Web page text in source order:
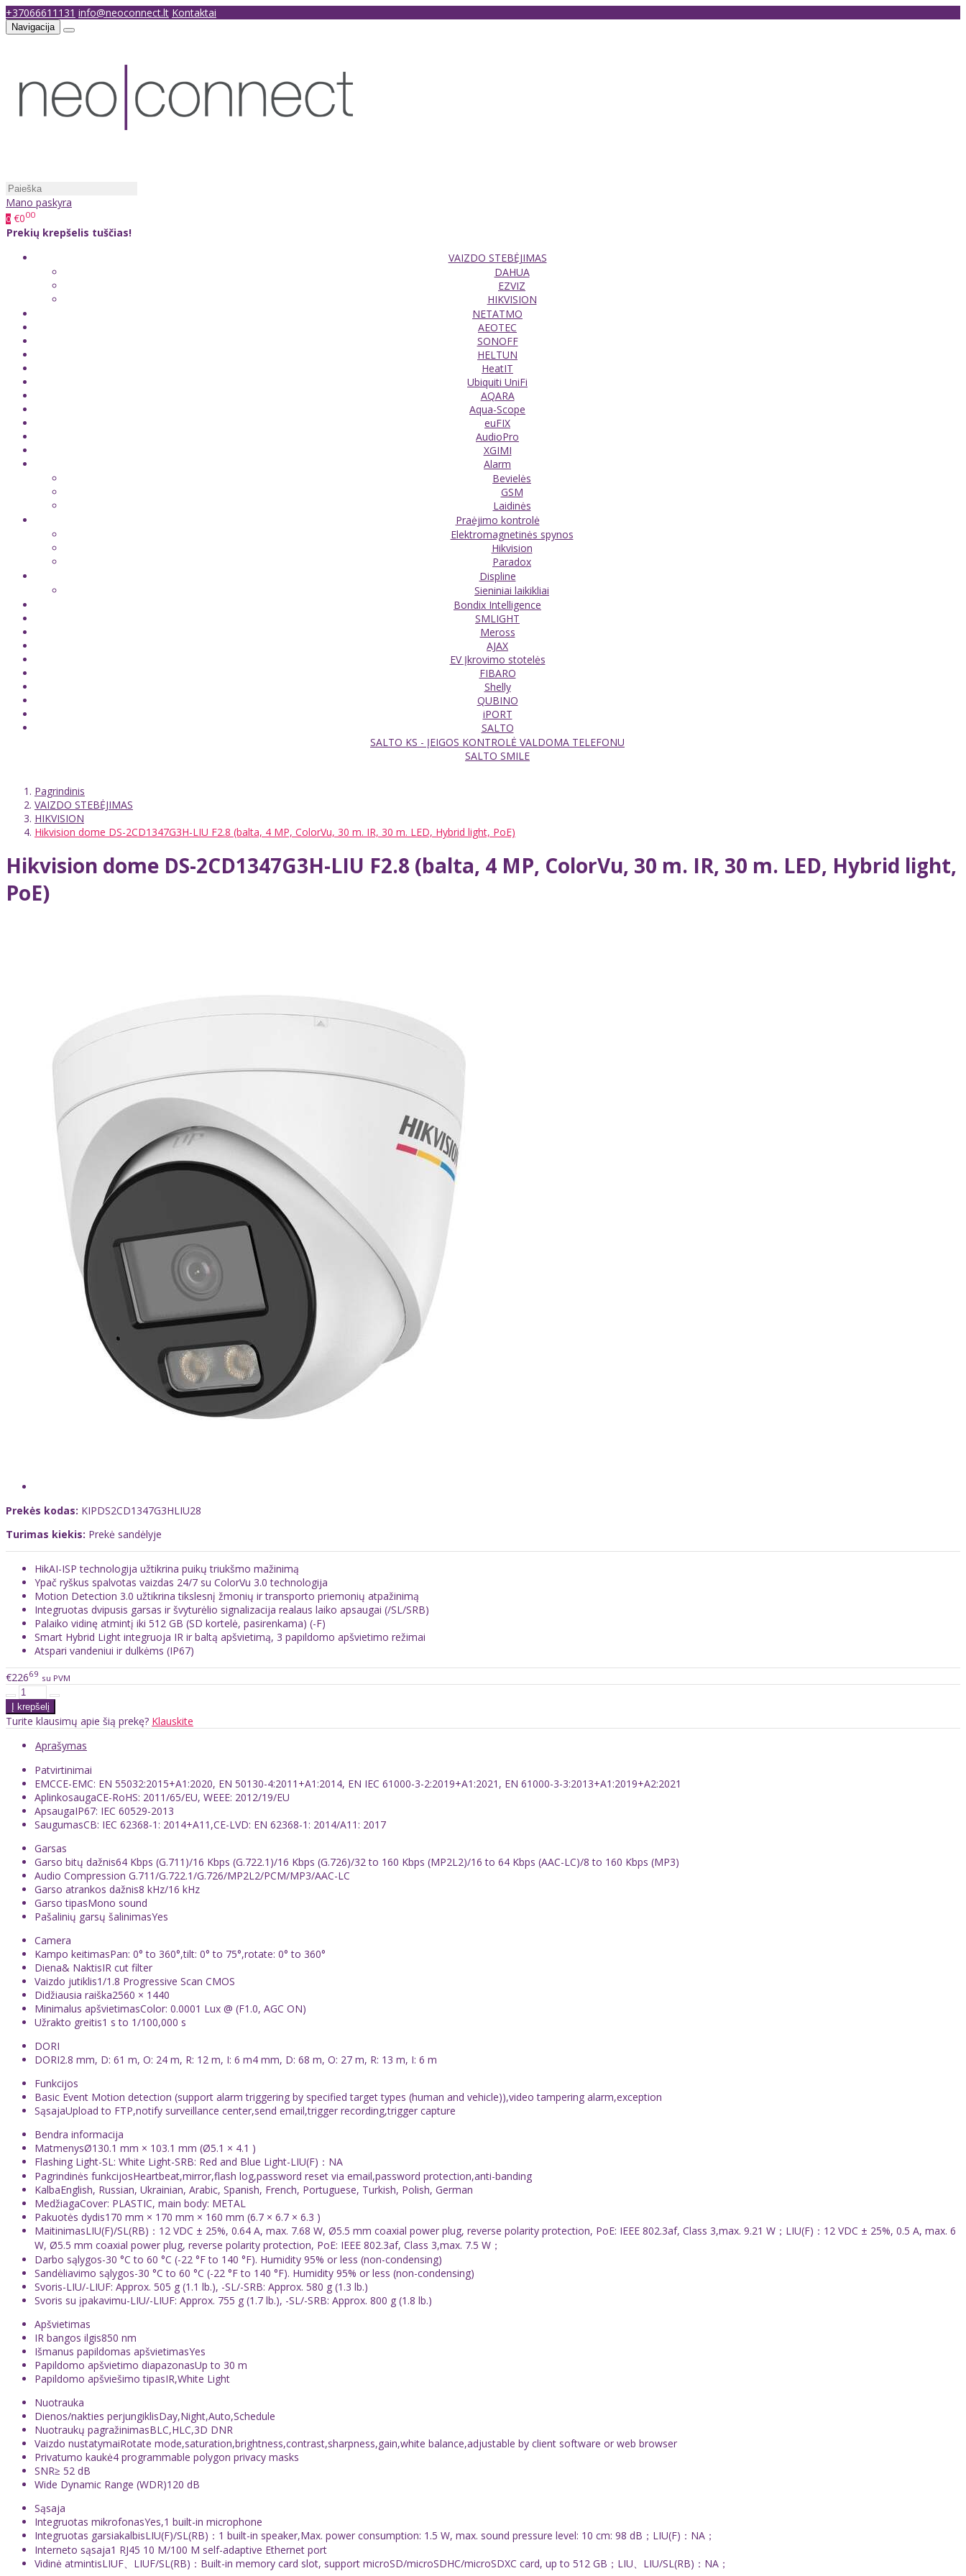
+37066611131 info@neoconnect.lt Kontaktai
Navigacija
Mano paskyra
0 €000
Prekių krepšelis tuščias!
VAIZDO STEBĖJIMAS
DAHUA
EZVIZ
HIKVISION
NETATMO
AEOTEC
SONOFF
HELTUN
HeatIT
Ubiquiti UniFi
AQARA
Aqua-Scope
euFIX
AudioPro
XGIMI
Alarm
Bevielės
GSM
Laidinės
Praėjimo kontrolė
Elektromagnetinės spynos
Hikvision
Paradox
Displine
Sieniniai laikikliai
Bondix Intelligence
SMLIGHT
Meross
AJAX
EV Įkrovimo stotelės
FIBARO
Shelly
QUBINO
iPORT
SALTO
SALTO KS - ĮEIGOS KONTROLĖ VALDOMA TELEFONU
SALTO SMILE
Pagrindinis
VAIZDO STEBĖJIMAS
HIKVISION
Hikvision dome DS-2CD1347G3H-LIU F2.8 (balta, 4 MP, ColorVu, 30 m. IR, 30 m. LED, Hybrid light, PoE)
Hikvision dome DS-2CD1347G3H-LIU F2.8 (balta, 4 MP, ColorVu, 30 m. IR, 30 m. LED, Hybrid light,
PoE)
Prekės kodas: KIPDS2CD1347G3HLIU28
Turimas kiekis: Prekė sandėlyje
HikAI-ISP technologija užtikrina puikų triukšmo mažinimą
Ypač ryškus spalvotas vaizdas 24/7 su ColorVu 3.0 technologija
Motion Detection 3.0 užtikrina tikslesnį žmonių ir transporto priemonių atpažinimą
Integruotas dvipusis garsas ir švyturėlio signalizacija realaus laiko apsaugai (/SL/SRB)
Palaiko vidinę atmintį iki 512 GB (SD kortelė, pasirenkama) (-F)
Smart Hybrid Light integruoja IR ir baltą apšvietimą, 3 papildomo apšvietimo režimai
Atspari vandeniui ir dulkėms (IP67)
€22669 su PVM
Turite klausimų apie šią prekę? Klauskite
Aprašymas
Patvirtinimai
EMCCE-EMC: EN 55032:2015+A1:2020, EN 50130-4:2011+A1:2014, EN IEC 61000-3-2:2019+A1:2021, EN 61000-3-3:2013+A1:2019+A2:2021
AplinkosaugaCE-RoHS: 2011/65/EU, WEEE: 2012/19/EU
ApsaugaIP67: IEC 60529-2013
SaugumasCB: IEC 62368-1: 2014+A11,CE-LVD: EN 62368-1: 2014/A11: 2017
Garsas
Garso bitų dažnis64 Kbps (G.711)/16 Kbps (G.722.1)/16 Kbps (G.726)/32 to 160 Kbps (MP2L2)/16 to 64 Kbps (AAC-LC)/8 to 160 Kbps (MP3)
Audio Compression G.711/G.722.1/G.726/MP2L2/PCM/MP3/AAC-LC
Garso atrankos dažnis8 kHz/16 kHz
Garso tipasMono sound
Pašalinių garsų šalinimasYes
Camera
Kampo keitimasPan: 0° to 360°,tilt: 0° to 75°,rotate: 0° to 360°
Diena& NaktisIR cut filter
Vaizdo jutiklis1/1.8 Progressive Scan CMOS
Didžiausia raiška2560 × 1440
Minimalus apšvietimasColor: 0.0001 Lux @ (F1.0, AGC ON)
Užrakto greitis1 s to 1/100,000 s
DORI
DORI2.8 mm, D: 61 m, O: 24 m, R: 12 m, I: 6 m4 mm, D: 68 m, O: 27 m, R: 13 m, I: 6 m
Funkcijos
Basic Event Motion detection (support alarm triggering by specified target types (human and vehicle)),video tampering alarm,exception
SąsajaUpload to FTP,notify surveillance center,send email,trigger recording,trigger capture
Bendra informacija
MatmenysØ130.1 mm × 103.1 mm (Ø5.1 × 4.1 )
Flashing Light-SL: White Light-SRB: Red and Blue Light-LIU(F)：NA
Pagrindinės funkcijosHeartbeat,mirror,flash log,password reset via email,password protection,anti-banding
KalbaEnglish, Russian, Ukrainian, Arabic, Spanish, French, Portuguese, Turkish, Polish, German
MedžiagaCover: PLASTIC, main body: METAL
Pakuotės dydis170 mm × 170 mm × 160 mm (6.7 × 6.7 × 6.3 )
MaitinimasLIU(F)/SL(RB)：12 VDC ± 25%, 0.64 A, max. 7.68 W, Ø5.5 mm coaxial power plug, reverse polarity protection, PoE: IEEE 802.3af, Class 3,max. 9.21 W；LIU(F)：12 VDC ± 25%, 0.5 A, max. 6
W, Ø5.5 mm coaxial power plug, reverse polarity protection, PoE: IEEE 802.3af, Class 3,max. 7.5 W；
Darbo sąlygos-30 °C to 60 °C (-22 °F to 140 °F). Humidity 95% or less (non-condensing)
Sandėliavimo sąlygos-30 °C to 60 °C (-22 °F to 140 °F). Humidity 95% or less (non-condensing)
Svoris-LIU/-LIUF: Approx. 505 g (1.1 lb.), -SL/-SRB: Approx. 580 g (1.3 lb.)
Svoris su įpakavimu-LIU/-LIUF: Approx. 755 g (1.7 lb.), -SL/-SRB: Approx. 800 g (1.8 lb.)
Apšvietimas
IR bangos ilgis850 nm
Išmanus papildomas apšvietimasYes
Papildomo apšvietimo diapazonasUp to 30 m
Papildomo apšviešimo tipasIR,White Light
Nuotrauka
Dienos/nakties perjungiklisDay,Night,Auto,Schedule
Nuotraukų pagražinimasBLC,HLC,3D DNR
Vaizdo nustatymaiRotate mode,saturation,brightness,contrast,sharpness,gain,white balance,adjustable by client software or web browser
Privatumo kaukė4 programmable polygon privacy masks
SNR≥ 52 dB
Wide Dynamic Range (WDR)120 dB
Sąsaja
Integruotas mikrofonasYes,1 built-in microphone
Integruotas garsiakalbisLIU(F)/SL(RB)：1 built-in speaker,Max. power consumption: 1.5 W, max. sound pressure level: 10 cm: 98 dB；LIU(F)：NA；
Interneto sąsaja1 RJ45 10 M/100 M self-adaptive Ethernet port
Vidinė atmintisLIUF、LIUF/SL(RB)：Built-in memory card slot, support microSD/microSDHC/microSDXC card, up to 512 GB；LIU、LIU/SL(RB)：NA；